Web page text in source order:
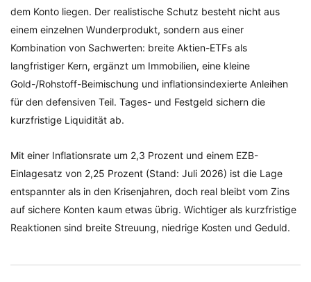
dem Konto liegen. Der realistische Schutz besteht nicht aus
einem einzelnen Wunderprodukt, sondern aus einer
Kombination von Sachwerten: breite Aktien-ETFs als
langfristiger Kern, ergänzt um Immobilien, eine kleine
Gold-/Rohstoff-Beimischung und inflationsindexierte Anleihen
für den defensiven Teil. Tages- und Festgeld sichern die
kurzfristige Liquidität ab.
Mit einer Inflationsrate um 2,3 Prozent und einem EZB-
Einlagesatz von 2,25 Prozent (Stand: Juli 2026) ist die Lage
entspannter als in den Krisenjahren, doch real bleibt vom Zins
auf sichere Konten kaum etwas übrig. Wichtiger als kurzfristige
Reaktionen sind breite Streuung, niedrige Kosten und Geduld.